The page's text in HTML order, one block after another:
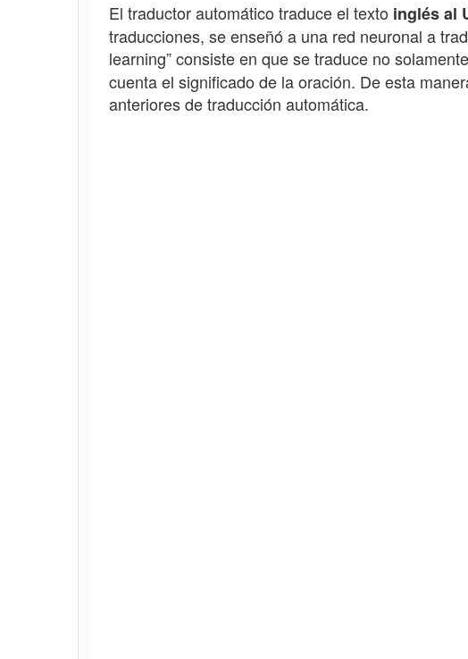
El traductor automático traduce el texto inglés al
traducciones, se enseñó a una red neuronal a
learning” consiste en que se traduce no
cuenta el significado de la oración. De esta
anteriores de traducción automática.